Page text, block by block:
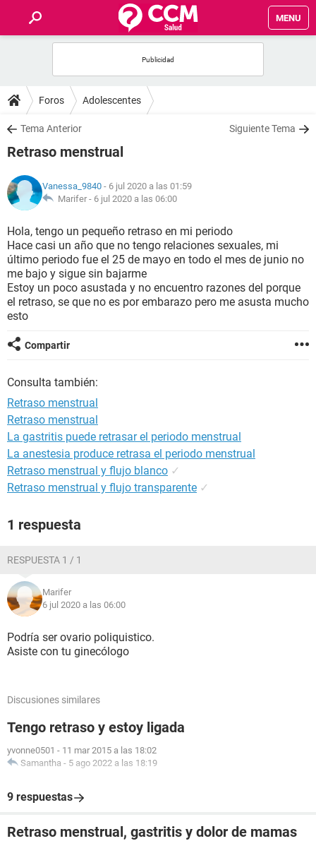
MENU
FOROS
SALUD
NUTRICIÓN
BIENESTAR
SEXUALIDAD
GLOSARIO
Foros Adolescentes
Tema Anterior Siguiente Tema
Retraso menstrual
Vanessa_9840 - 6 jul 2020 a las 01:59
Marifer - 6 jul 2020 a las 06:00
Hola, tengo un pequeño retraso en mi periodo
Hace casi un año que no tengo relaciones sexuales, mi
último periodo fue el 25 de mayo en todo el mes de junio no
me bajo y sigue sin bajarme
Estoy un poco asustada y no encuentro razones del porque
el retraso, se que no es por embarazo pero me asusta mucho
esto
Compartir
Consulta también:
Retraso menstrual
Retraso menstrual
La gastritis puede retrasar el periodo menstrual
La anestesia produce retrasa el periodo menstrual
Retraso menstrual y flujo blanco ✓
Retraso menstrual y flujo transparente ✓
1 respuesta
RESPUESTA 1 / 1
Marifer
6 jul 2020 a las 06:00
Podría ser ovario poliquistico.
Asiste con tu ginecólogo
Discusiones similares
Tengo retraso y estoy ligada
yvonne0501 - 11 mar 2015 a las 18:02
Samantha - 5 ago 2022 a las 18:19
9 respuestas
Retraso menstrual, gastritis y dolor de mamas